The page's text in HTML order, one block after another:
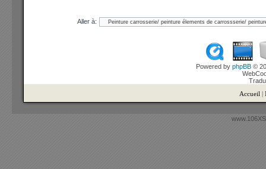
Aller à:
Powered by phpBB ©
Accueil |